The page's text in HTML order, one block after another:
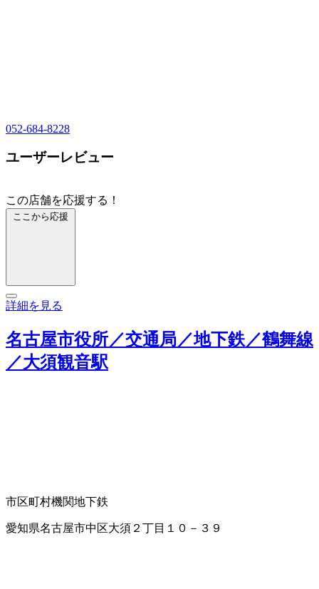
052-684-8228
ユーザーレビュー
この店舗を応援する！
ここから応援
詳細を見る
名古屋市役所／交通局／地下鉄／鶴舞線
／大須観音駅
市区町村機関地下鉄
愛知県名古屋市中区大須２丁目１０－３９